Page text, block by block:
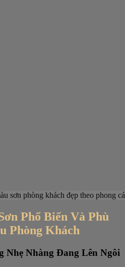
sơn phòng khách đẹp theo phong
Phổ Biến Và Phù
Phòng Khách
Nhẹ Nhàng Đang Lên Ngôi